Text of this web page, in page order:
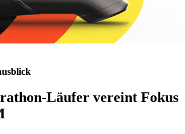
Läufer vereint Fokus